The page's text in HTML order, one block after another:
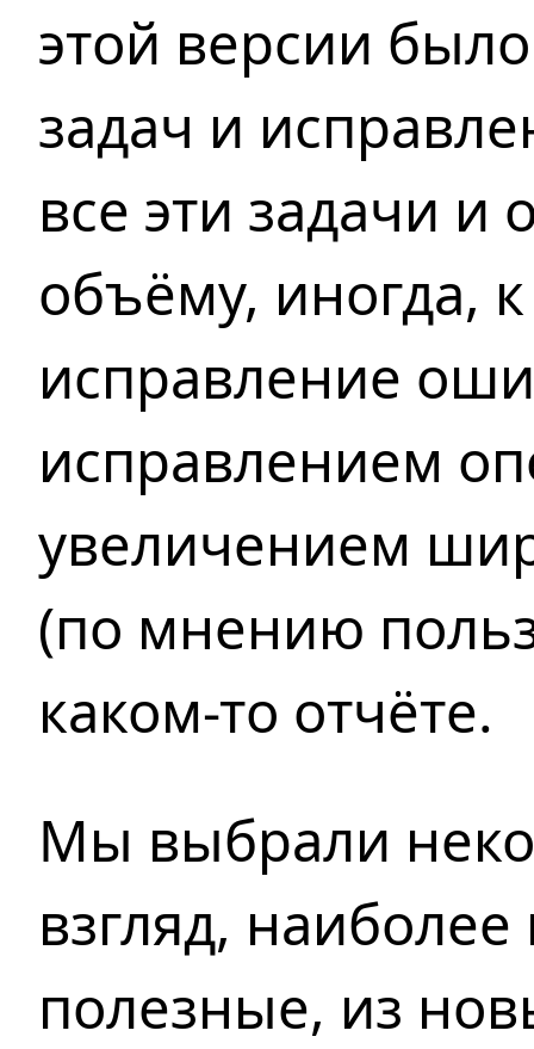
этой версии
задач и
все эти задачи
объёму, иногда,
исправление
исправлением
увеличением
(по мнению
каком-то отчёте.
Мы выбрали
взгляд,
полезные, из